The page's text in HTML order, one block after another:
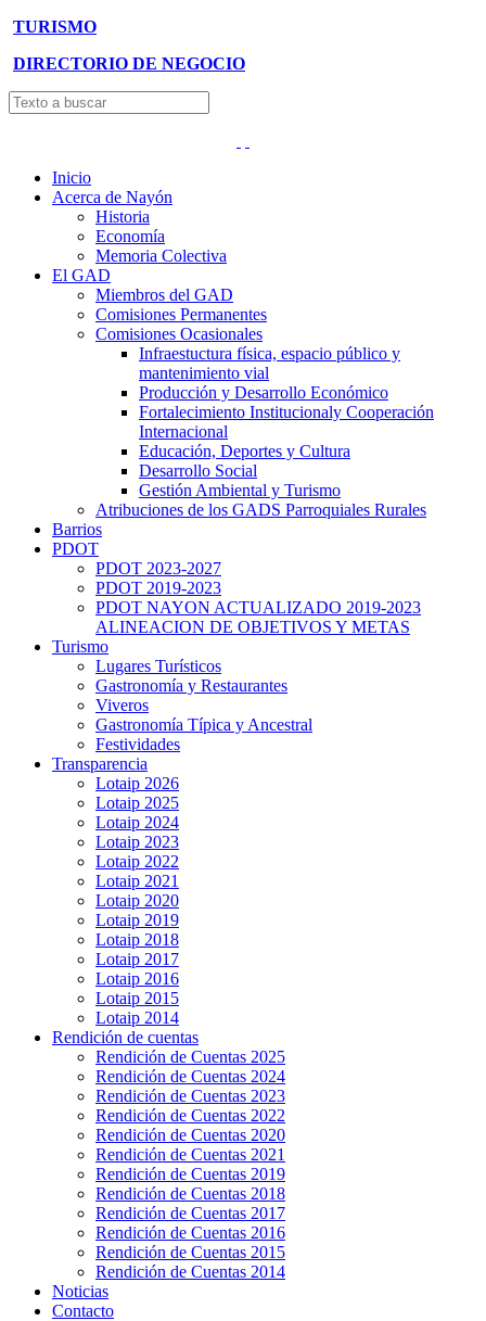
TURISMO
DIRECTORIO DE NEGOCIO
Inicio
Acerca de Nayón
Historia
Economía
Memoria Colectiva
El GAD
Miembros del GAD
Comisiones Permanentes
Comisiones Ocasionales
Infraestuctura física, espacio público y
mantenimiento vial
Producción y Desarrollo Económico
Fortalecimiento Institucionaly Cooperación
Internacional
Educación, Deportes y Cultura
Desarrollo Social
Gestión Ambiental y Turismo
Atribuciones de los GADS Parroquiales Rurales
Barrios
PDOT
PDOT 2023-2027
PDOT 2019-2023
PDOT NAYON ACTUALIZADO 2019-2023
ALINEACION DE OBJETIVOS Y METAS
Turismo
Lugares Turísticos
Gastronomía y Restaurantes
Viveros
Gastronomía Típica y Ancestral
Festividades
Transparencia
Lotaip 2026
Lotaip 2025
Lotaip 2024
Lotaip 2023
Lotaip 2022
Lotaip 2021
Lotaip 2020
Lotaip 2019
Lotaip 2018
Lotaip 2017
Lotaip 2016
Lotaip 2015
Lotaip 2014
Rendición de cuentas
Rendición de Cuentas 2025
Rendición de Cuentas 2024
Rendición de Cuentas 2023
Rendición de Cuentas 2022
Rendición de Cuentas 2020
Rendición de Cuentas 2021
Rendición de Cuentas 2019
Rendición de Cuentas 2018
Rendición de Cuentas 2017
Rendición de Cuentas 2016
Rendición de Cuentas 2015
Rendición de Cuentas 2014
Noticias
Contacto